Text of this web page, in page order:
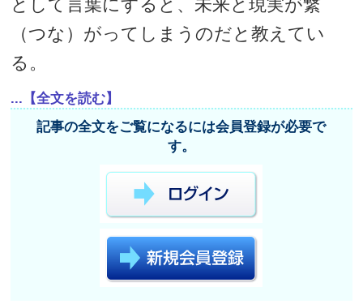
として言葉にすると、未来と現実が繋
（つな）がってしまうのだと教えてい
る。
...【全文を読む】
記事の全文をご覧になるには会員登録が必要で
す。